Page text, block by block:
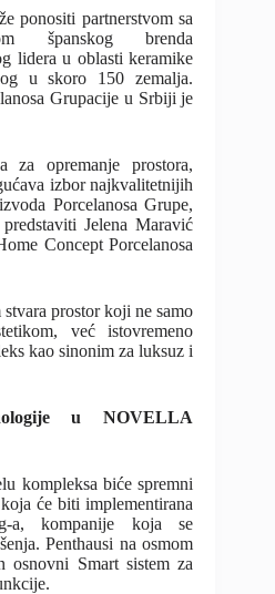
ponositi partnerstvom sa
španskog brenda
lidera u oblasti keramike
u skoro 150 zemalja.
Grupacije u Srbiji je
za opremanje prostora,
izbor najkvalitetnijih
Porcelanosa Grupe,
Jelena Maravić
Concept Porcelanosa
stvara prostor koji ne samo
već istovremeno
kao sinonim za luksuz i
u NOVELLA
kompleksa biće spremni
će biti implementirana
a, kompanije koja se
Penthausi na osmom
osnovni Smart sistem za